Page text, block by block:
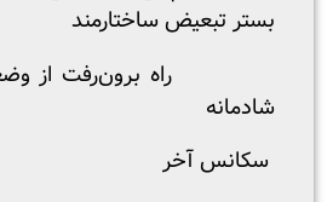
بسترتبعیض ساختارمند
راه برونرفت از
شادمانه
سکانس آخر